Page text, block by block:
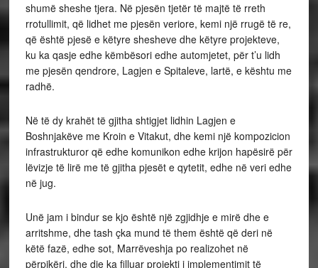
shumë sheshe tjera. Në pjesën tjetër të majtë të rreth
rrotullimit, që lidhet me pjesën veriore, kemi një rrugë të re,
që është pjesë e këtyre shesheve dhe këtyre projekteve,
ku ka qasje edhe këmbësori edhe automjetet, për t’u lidh
me pjesën qendrore, Lagjen e Spitaleve, lartë, e kështu me
radhë.
Në të dy krahët të gjitha shtigjet lidhin Lagjen e
Boshnjakëve me Kroin e Vitakut, dhe kemi një kompozicion
infrastrukturor që edhe komunikon edhe krijon hapësirë për
lëvizje të lirë me të gjitha pjesët e qytetit, edhe në veri edhe
në jug.
Unë jam i bindur se kjo është një zgjidhje e mirë dhe e
arritshme, dhe tash çka mund të them është që deri në
këtë fazë, edhe sot, Marrëveshja po realizohet në
përpikëri, dhe dje ka filluar projekti i implementimit të